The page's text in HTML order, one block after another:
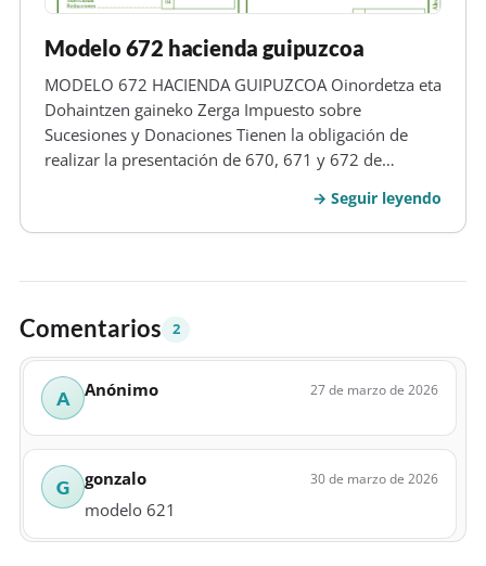
Modelo 672 hacienda guipuzcoa
MODELO 672 HACIENDA GUIPUZCOA Oinordetza eta
Dohaintzen gaineko Zerga Impuesto sobre
Sucesiones y Donaciones Tienen la obligación de
realizar la presentación de 670, 671 y 672 de
Donaciones Uno. Tendrán el deber de realizar la
presentación de autoliquidación por el tribu…
Seguir leyendo
Comentarios 2
A Anónimo 27 de marzo de 2026
G gonzalo 30 de marzo de 2026
modelo 621